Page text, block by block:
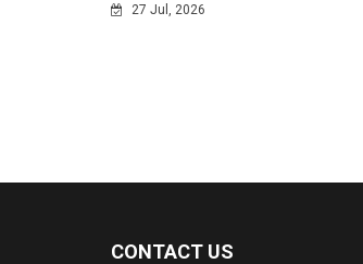
27 Jul, 2026
CONTACT US